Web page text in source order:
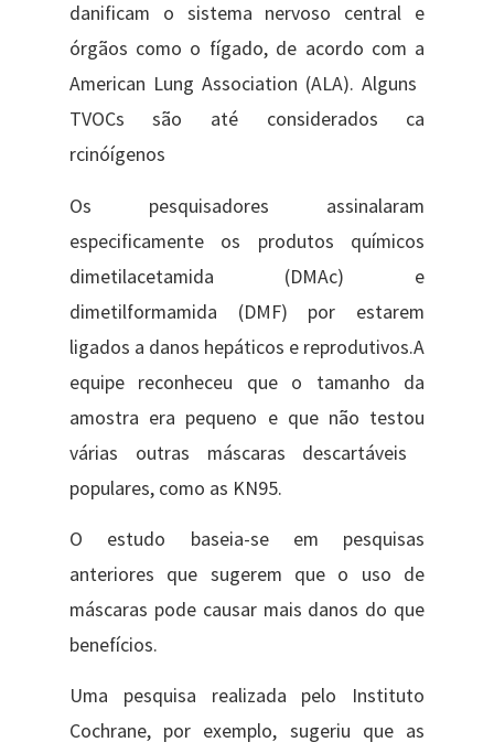
danificam o sistema nervoso central e
órgãos como o fígado, de acordo com a
American Lung Association (ALA). Alguns ​
TVOCs são até considerados c​a​
rcinóígenos
Os​ pesquisadores assinalaram
especificamente os produtos químicos
dimetilacetamida (DMAc) e
dimetilformamida (DMF) por estarem
ligados a danos hepáticos e reprodutivos.A
equipe reconheceu que o tamanho da
amostra era pequeno e que não testou
várias outras máscaras descartáveis ​​
populares, como as KN95.
O estudo baseia-se em pesquisas
anteriores que sugerem que o uso de
máscaras pode causar mais danos do que
benefícios.
Uma pesquisa realizada pelo Instituto
Cochrane, por exemplo, sugeriu que as